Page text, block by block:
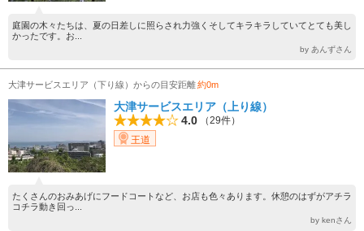
庭園の木々たちは、夏の日差しに照らされ力強くそしてキラキラしていてとても美し
かったです。お...
by あんずさん
大津サービスエリア（下り線）からの目安距離約0m
大津サービスエリア（上り線）
4.0
（29件）
王道
たくさんのおみあげにフードコートなど、お店も色々あります。休憩のはずがアチラ
コチラ動き回っ...
by kenさん